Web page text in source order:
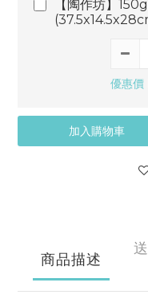
【陶作坊】
優惠價
加入購物車
商品描述